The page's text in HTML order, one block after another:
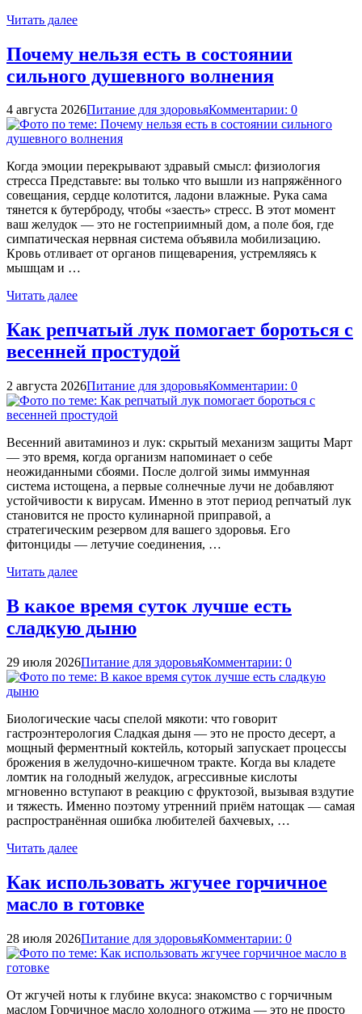
Читать далее
Почему нельзя есть в состоянии
сильного душевного волнения
4 августа 2026Питание для здоровьяКомментарии: 0
Когда эмоции перекрывают здравый смысл: физиология
стресса Представьте: вы только что вышли из напряжённого
совещания, сердце колотится, ладони влажные. Рука сама
тянется к бутерброду, чтобы «заесть» стресс. В этот момент
ваш желудок — это не гостеприимный дом, а поле боя, где
симпатическая нервная система объявила мобилизацию.
Кровь отливает от органов пищеварения, устремляясь к
мышцам и …
Читать далее
Как репчатый лук помогает бороться с
весенней простудой
2 августа 2026Питание для здоровьяКомментарии: 0
Весенний авитаминоз и лук: скрытый механизм защиты Март
— это время, когда организм напоминает о себе
неожиданными сбоями. После долгой зимы иммунная
система истощена, а первые солнечные лучи не добавляют
устойчивости к вирусам. Именно в этот период репчатый лук
становится не просто кулинарной приправой, а
стратегическим резервом для вашего здоровья. Его
фитонциды — летучие соединения, …
Читать далее
В какое время суток лучше есть
сладкую дыню
29 июля 2026Питание для здоровьяКомментарии: 0
Биологические часы спелой мякоти: что говорит
гастроэнтерология Сладкая дыня — это не просто десерт, а
мощный ферментный коктейль, который запускает процессы
брожения в желудочно-кишечном тракте. Когда вы кладете
ломтик на голодный желудок, агрессивные кислоты
мгновенно вступают в реакцию с фруктозой, вызывая вздутие
и тяжесть. Именно поэтому утренний приём натощак — самая
распространённая ошибка любителей бахчевых, …
Читать далее
Как использовать жгучее горчичное
масло в готовке
28 июля 2026Питание для здоровьяКомментарии: 0
От жгучей ноты к глубине вкуса: знакомство с горчичным
маслом Горчичное масло холодного отжима — это не просто